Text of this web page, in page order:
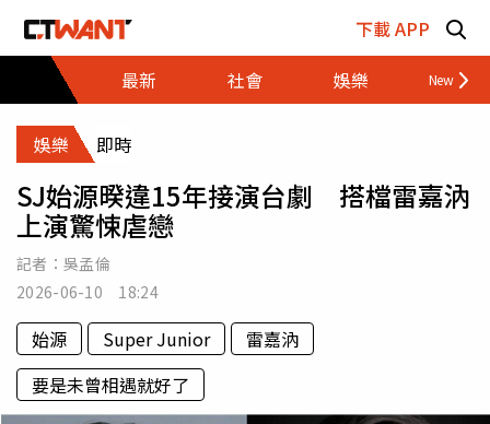
下載 APP
最新
社會 娛樂 財經
娛樂 即時
SJ始源暌違15年接演台劇 搭檔雷嘉汭
上演驚悚虐戀
記者： 吳孟倫
2026-06-10 18:24
始源 Super Junior
雷嘉汭
要是未曾相遇就好了